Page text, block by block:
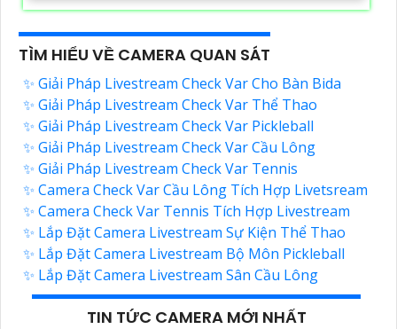
TÌM HIỂU VỀ CAMERA QUAN SÁT
✨ Giải Pháp Livestream Check Var Cho Bàn Bida
✨ Giải Pháp Livestream Check Var Thể Thao
✨ Giải Pháp Livestream Check Var Pickleball
✨ Giải Pháp Livestream Check Var Cầu Lông
✨ Giải Pháp Livestream Check Var Tennis
✨ Camera Check Var Cầu Lông Tích Hợp Livetsream
✨ Camera Check Var Tennis Tích Hợp Livestream
✨ Lắp Đặt Camera Livestream Sự Kiện Thể Thao
✨ Lắp Đặt Camera Livestream Bộ Môn Pickleball
✨ Lắp Đặt Camera Livestream Sân Cầu Lông
TIN TỨC CAMERA MỚI NHẤT